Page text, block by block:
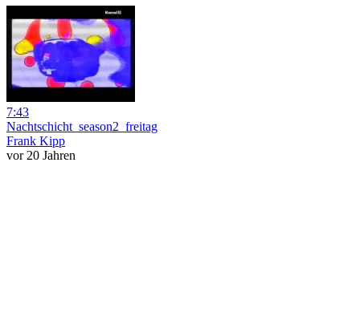
7:43
Nachtschicht_season2_freitag
Frank Kipp
vor 20 Jahren